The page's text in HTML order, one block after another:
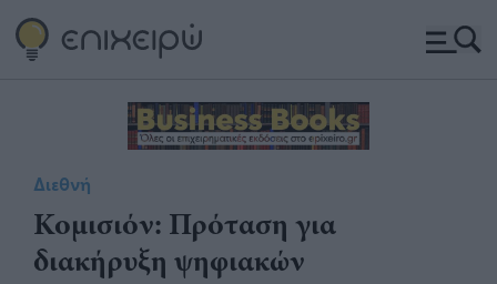
Διεθνή
Κομισιόν: Πρόταση για
διακήρυξη ψηφιακών